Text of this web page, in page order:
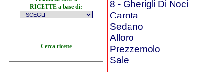
RICETTE a base di:
Cerca ricette
8 - Gherigli Di Noci
Carota
Sedano
Alloro
Prezzemolo
Sale